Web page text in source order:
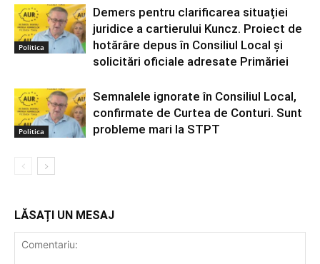
Politica
Demers pentru clarificarea situației
juridice a cartierului Kuncz. Proiect de
hotărâre depus în Consiliul Local și
solicitări oficiale adresate Primăriei
Politica
Semnalele ignorate în Consiliul Local,
confirmate de Curtea de Conturi. Sunt
probleme mari la STPT
LĂSAȚI UN MESAJ